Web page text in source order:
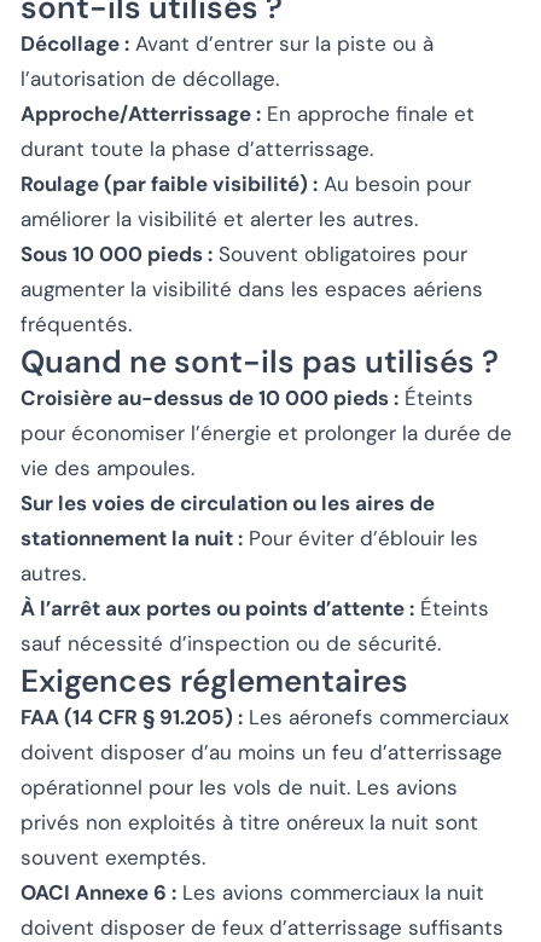
Décollage : Avant d’entrer sur la piste ou à
l’autorisation de décollage.
Approche/Atterrissage : En approche finale et
durant toute la phase d’atterrissage.
Roulage (par faible visibilité) : Au besoin pour
améliorer la visibilité et alerter les autres.
Sous 10 000 pieds : Souvent obligatoires pour
augmenter la visibilité dans les espaces aériens
fréquentés.
Quand ne sont-ils pas utilisés ?
Croisière au-dessus de 10 000 pieds : Éteints
pour économiser l’énergie et prolonger la durée de
vie des ampoules.
Sur les voies de circulation ou les aires de
stationnement la nuit : Pour éviter d’éblouir les
autres.
À l’arrêt aux portes ou points d’attente : Éteints
sauf nécessité d’inspection ou de sécurité.
Exigences réglementaires
FAA (14 CFR § 91.205) : Les aéronefs commerciaux
doivent disposer d’au moins un feu d’atterrissage
opérationnel pour les vols de nuit. Les avions
privés non exploités à titre onéreux la nuit sont
souvent exemptés.
OACI Annexe 6 : Les avions commerciaux la nuit
doivent disposer de feux d’atterrissage suffisants